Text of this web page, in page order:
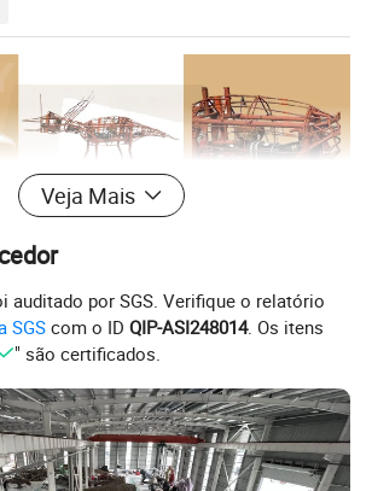
Veja Mais
auditado por SGS. Verifique o relatório
SGS com o IDQIP-ASI248014. Os itens
" são certificados.